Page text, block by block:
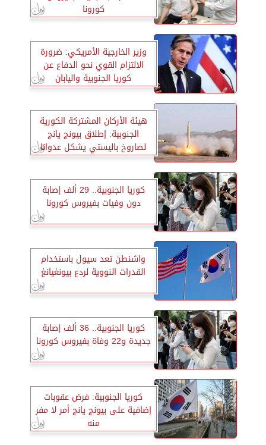
كورونا
وزير الخارجية الأمريكي: ضرورة
الالتزام القوي نحو الدفاع عن
كوريا الجنوبية واليابان
هيئة الأركان المشتركة الكورية
الجنوبية: إطلاق بيونج يانج
لصاروخ باليستي يشكل عدوانا
استفزازيا
كوريا الجنوبية.. 29 ألف إصابة
دون وفيات بفيروس كورونا
واشنطن تعد سيول باستخدام
القدرات النووية لردع بيونغيانغ
كوريا الجنوبية.. 36 ألف إصابة
جديدة و22 وفاة بفيروس كورونا
كوريا الجنوبية: فرض عقوبات
إضافية على بيونج يانج أمر لا مفر
منه